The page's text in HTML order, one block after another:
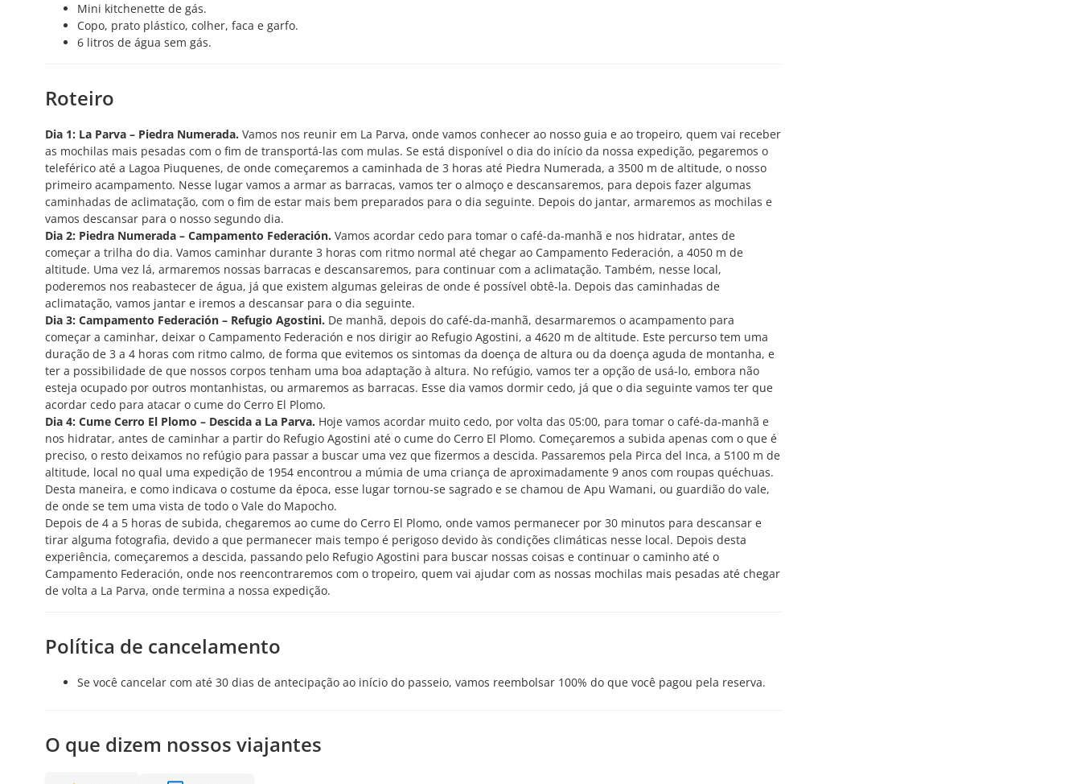
Mini kitchenette de gás.
Copo, prato plástico, colher, faca e garfo.
6 litros de água sem gás.
Roteiro
Dia 1: La Parva – Piedra Numerada. Vamos nos reunir em La Parva, onde vamos conhecer ao nosso guia e ao tropeiro, quem vai receber
as mochilas mais pesadas com o fim de transportá-las com mulas. Se está disponível o dia do início da nossa expedição, pegaremos o
teleférico até a Lagoa Piuquenes, de onde começaremos a caminhada de 3 horas até Piedra Numerada, a 3500 m de altitude, o nosso
primeiro acampamento. Nesse lugar vamos a armar as barracas, vamos ter o almoço e descansaremos, para depois fazer algumas
caminhadas de aclimatação, com o fim de estar mais bem preparados para o dia seguinte. Depois do jantar, armaremos as mochilas e
vamos descansar para o nosso segundo dia.
Dia 2: Piedra Numerada – Campamento Federación. Vamos acordar cedo para tomar o café-da-manhã e nos hidratar, antes de
começar a trilha do dia. Vamos caminhar durante 3 horas com ritmo normal até chegar ao Campamento Federación, a 4050 m de
altitude. Uma vez lá, armaremos nossas barracas e descansaremos, para continuar com a aclimatação. Também, nesse local,
poderemos nos reabastecer de água, já que existem algumas geleiras de onde é possível obtê-la. Depois das caminhadas de
aclimatação, vamos jantar e iremos a descansar para o dia seguinte.
Dia 3: Campamento Federación – Refugio Agostini. De manhã, depois do café-da-manhã, desarmaremos o acampamento para
começar a caminhar, deixar o Campamento Federación e nos dirigir ao Refugio Agostini, a 4620 m de altitude. Este percurso tem uma
duração de 3 a 4 horas com ritmo calmo, de forma que evitemos os sintomas da doença de altura ou da doença aguda de montanha, e
ter a possibilidade de que nossos corpos tenham uma boa adaptação à altura. No refúgio, vamos ter a opção de usá-lo, embora não
esteja ocupado por outros montanhistas, ou armaremos as barracas. Esse dia vamos dormir cedo, já que o dia seguinte vamos ter que
acordar cedo para atacar o cume do Cerro El Plomo.
Dia 4: Cume Cerro El Plomo – Descida a La Parva. Hoje vamos acordar muito cedo, por volta das 05:00, para tomar o café-da-manhã e
nos hidratar, antes de caminhar a partir do Refugio Agostini até o cume do Cerro El Plomo. Começaremos a subida apenas com o que é
preciso, o resto deixamos no refúgio para passar a buscar uma vez que fizermos a descida. Passaremos pela Pirca del Inca, a 5100 m de
altitude, local no qual uma expedição de 1954 encontrou a múmia de uma criança de aproximadamente 9 anos com roupas quéchuas.
Desta maneira, e como indicava o costume da época, esse lugar tornou-se sagrado e se chamou de Apu Wamani, ou guardião do vale,
de onde se tem uma vista de todo o Vale do Mapocho.
Depois de 4 a 5 horas de subida, chegaremos ao cume do Cerro El Plomo, onde vamos permanecer por 30 minutos para descansar e
tirar alguma fotografia, devido a que permanecer mais tempo é perigoso devido às condições climáticas nesse local. Depois desta
experiência, começaremos a descida, passando pelo Refugio Agostini para buscar nossas coisas e continuar o caminho até o
Campamento Federación, onde nos reencontraremos com o tropeiro, quem vai ajudar com as nossas mochilas mais pesadas até chegar
de volta a La Parva, onde termina a nossa expedição.
Política de cancelamento
Se você cancelar com até 30 dias de antecipação ao início do passeio, vamos reembolsar 100% do que você pagou pela reserva.
O que dizem nossos viajantes